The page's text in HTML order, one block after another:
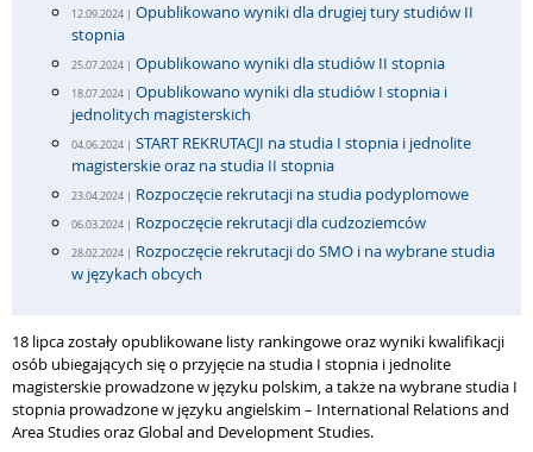
12.09.2024 | Opublikowano wyniki dla drugiej tury studiów II
stopnia
25.07.2024 | Opublikowano wyniki dla studiów II stopnia
18.07.2024 | Opublikowano wyniki dla studiów I stopnia i
jednolitych magisterskich
04.06.2024 | START REKRUTACJI na studia I stopnia i jednolite
magisterskie oraz na studia II stopnia
23.04.2024 | Rozpoczęcie rekrutacji na studia podyplomowe
06.03.2024 | Rozpoczęcie rekrutacji dla cudzoziemców
28.02.2024 | Rozpoczęcie rekrutacji do SMO i na wybrane studia
w językach obcych
18 lipca zostały opublikowane listy rankingowe oraz wyniki kwalifikacji
osób ubiegających się o przyjęcie na studia I stopnia i jednolite
magisterskie prowadzone w języku polskim, a także na wybrane studia I
stopnia prowadzone w języku angielskim – International Relations and
Area Studies oraz Global and Development Studies.